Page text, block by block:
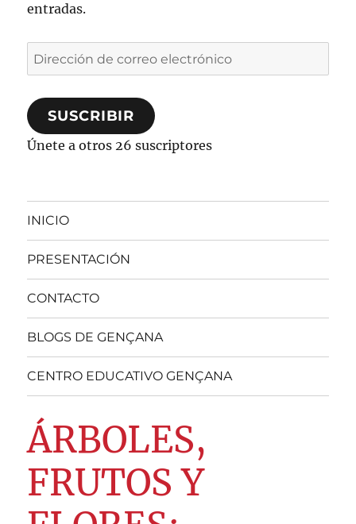
entradas.
Dirección
de
correo
electrónico
SUSCRIBIR
Únete a otros 26 suscriptores
INICIO
PRESENTACIÓN
CONTACTO
BLOGS DE GENÇANA
CENTRO EDUCATIVO GENÇANA
ÁRBOLES,
FRUTOS Y